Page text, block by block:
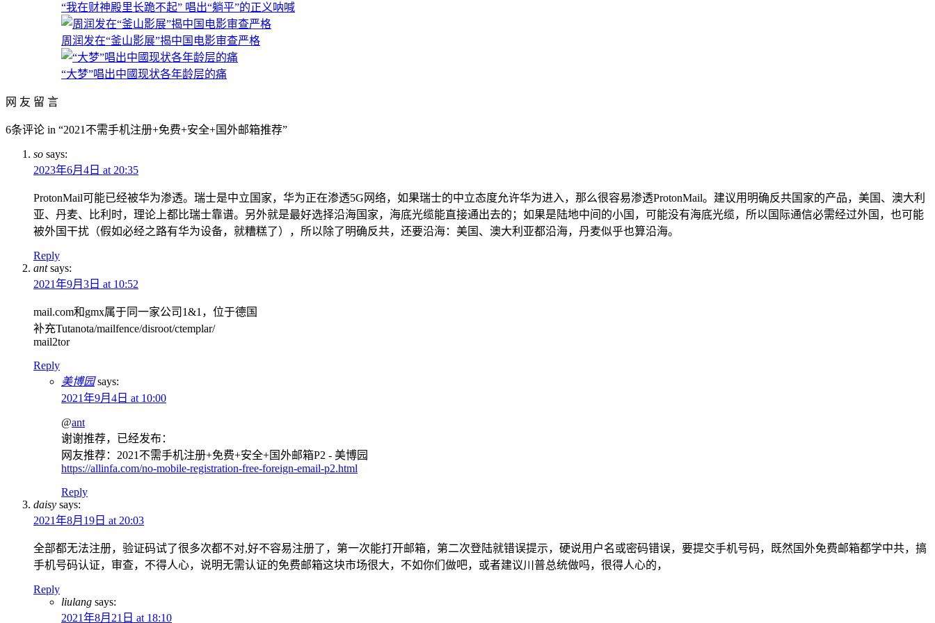
“我在财神殿里长跪不起” 唱出“躺平”的正义呐喊
周润发在“釜山影展”揭中国电影审查严格
“大梦”唱出中國现状各年龄层的痛
网 友 留 言
6条评论 in “2021不需手机注册+免费+安全+国外邮箱推荐”
so says:
2023年6月4日 at 20:35
ProtonMail可能已经被华为渗透。瑞士是中立国家，华为正在渗透5G网络，如果瑞士的中立态度允许华为进入，那么很容易渗透ProtonMail。建议用明确反共国家的产品，美国、澳大利
亚、丹麦、比利时，理论上都比瑞士靠谱。另外就是最好选择沿海国家，海底光缆能直接通出去的；如果是陆地中间的小国，可能没有海底光缆，所以国际通信必需经过外国，也可能
被外国干扰（假如必经之路有华为设备，就糟糕了），所以除了明确反共，还要沿海：美国、澳大利亚都沿海，丹麦似乎也算沿海。
Reply
ant says:
2021年9月3日 at 10:52
mail.com和gmx属于同一家公司1&1，位于德国
补充Tutanota/mailfence/disroot/ctemplar/
mail2tor
Reply
美博园 says:
2021年9月4日 at 10:00
@ant
谢谢推荐，已经发布：
网友推荐：2021不需手机注册+免费+安全+国外邮箱P2 - 美博园
https://allinfa.com/no-mobile-registration-free-foreign-email-p2.html
Reply
daisy says:
2021年8月19日 at 20:03
全部都无法注册，验证码试了很多次都不对,好不容易注册了，第一次能打开邮箱，第二次登陆就错误提示，硬说用户名或密码错误，要提交手机号码，既然国外免费邮箱都学中共，搞
手机号码认证，审查，不得人心，说明无需认证的免费邮箱这块市场很大，不如你们做吧，或者建议川普总统做吗，很得人心的，
Reply
liulang says:
2021年8月21日 at 18:10